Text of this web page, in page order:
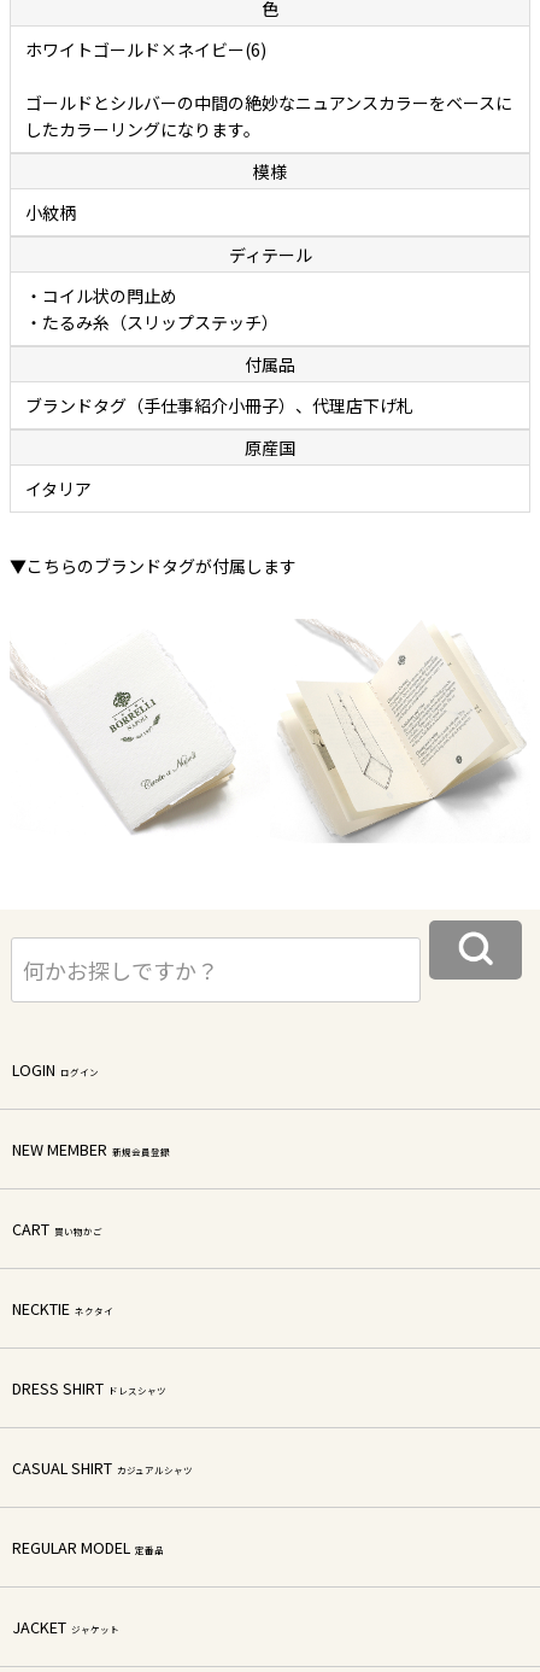
色
ホワイトゴールド×ネイビー(6)
ゴールドとシルバーの中間の絶妙なニュアンスカラーをベースに
したカラーリングになります。
模様
小紋柄
ディテール
・コイル状の閂止め
・たるみ糸（スリップステッチ）
付属品
ブランドタグ（手仕事紹介小冊子）、代理店下げ札
原産国
イタリア
▼こちらのブランドタグが付属します
LOGIN ログイン
NEW MEMBER 新規会員登録
CART 買い物かご
NECKTIE ネクタイ
DRESS SHIRT ドレスシャツ
CASUAL SHIRT カジュアルシャツ
REGULAR MODEL 定番品
JACKET ジャケット